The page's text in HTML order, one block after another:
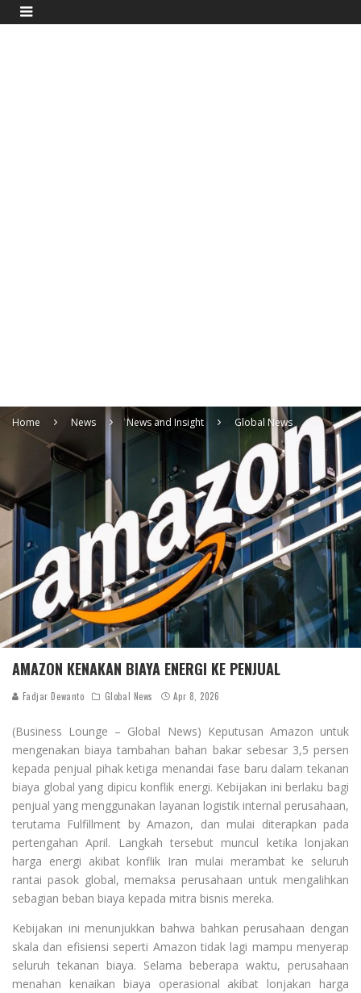
Home News News and Insight Global News
AMAZON KENAKAN BIAYA ENERGI KE PENJUAL
Fadjar Dewanto Global News Apr 8, 2026
(Business Lounge – Global News) Keputusan Amazon untuk
mengenakan biaya tambahan bahan bakar sebesar 3,5 persen
kepada penjual pihak ketiga menandai fase baru dalam tekanan
biaya global yang dipicu konflik energi. Kebijakan ini berlaku bagi
penjual yang menggunakan layanan logistik internal perusahaan,
terutama Fulfillment by Amazon, dan mulai diterapkan pada
pertengahan April. Langkah tersebut muncul ketika lonjakan
harga energi akibat konflik Iran mulai merambat ke seluruh
rantai pasok global, memaksa perusahaan untuk mengalihkan
sebagian beban biaya kepada mitra bisnis mereka.
Kebijakan ini menunjukkan bahwa bahkan perusahaan dengan
skala dan efisiensi seperti Amazon tidak lagi mampu menyerap
seluruh tekanan biaya. Selama beberapa waktu, perusahaan
menahan kenaikan biaya operasional akibat lonjakan harga